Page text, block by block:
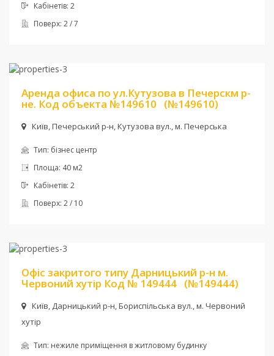
Кабінетів: 2
Поверх: 2 / 7
Аренда офиса по ул.Кутузова в Печерскм р-
не. Код объекта №149610 (№149610)
Київ, Печерський р-н, Кутузова вул., м. Печерська
Тип: бізнес центр
Площа: 40 м2
Кабінетів: 2
Поверх: 2 / 10
Офіс закритого типу Дарницький р-н м.
Червоний хутір Код № 149444 (№149444)
Київ, Дарницький р-н, Бориспільська вул., м. Червоний
хутір
Тип: нежиле приміщення в житловому будинку